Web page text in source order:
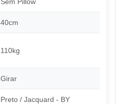
40cm
110kg
Girar
Preto / Jacquard - BY